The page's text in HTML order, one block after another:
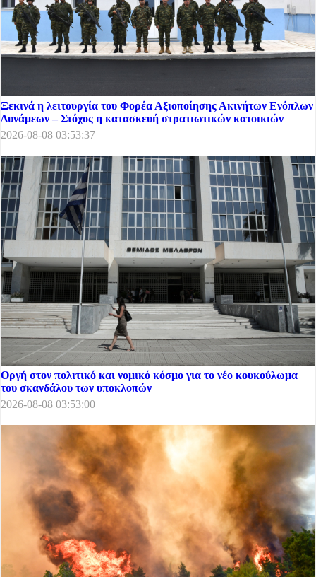
Ξεκινά η λειτουργία του Φορέα Αξιοποίησης Ακινήτων Ενόπλων
Δυνάμεων – Στόχος η κατασκευή στρατιωτικών κατοικιών
2026-08-08 03:53:37
Οργή στον πολιτικό και νομικό κόσμο για το νέο κουκούλωμα
του σκανδάλου των υποκλοπών
2026-08-08 03:53:00